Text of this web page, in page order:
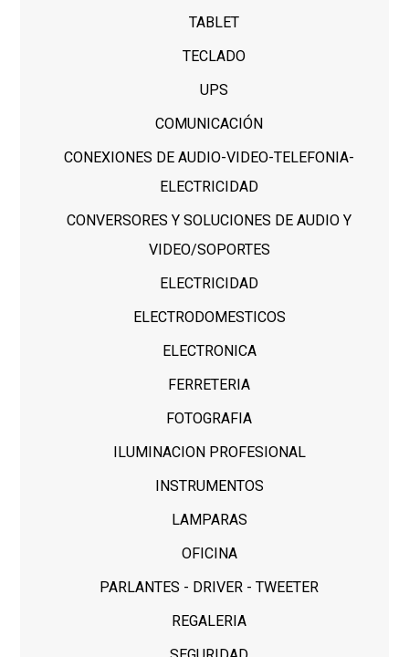
TABLET
TECLADO
UPS
COMUNICACIÓN
CONEXIONES DE AUDIO-VIDEO-TELEFONIA-
ELECTRICIDAD
CONVERSORES Y SOLUCIONES DE AUDIO Y
VIDEO/SOPORTES
ELECTRICIDAD
ELECTRODOMESTICOS
ELECTRONICA
FERRETERIA
FOTOGRAFIA
ILUMINACION PROFESIONAL
INSTRUMENTOS
LAMPARAS
OFICINA
PARLANTES - DRIVER - TWEETER
REGALERIA